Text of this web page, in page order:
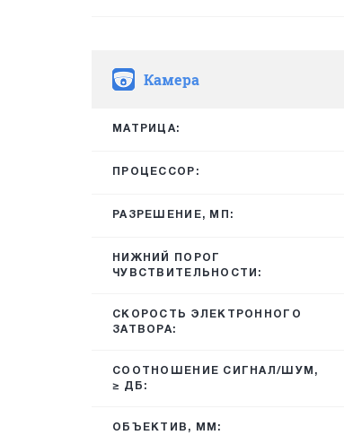
Камера
МАТРИЦА:
ПРОЦЕССОР:
РАЗРЕШЕНИЕ, МП:
НИЖНИЙ ПОРОГ
ЧУВСТВИТЕЛЬНОСТИ:
СКОРОСТЬ ЭЛЕКТРОННОГО
ЗАТВОРА:
СООТНОШЕНИЕ СИГНАЛ/ШУМ,
≥ ДБ:
ОБЪЕКТИВ, ММ: